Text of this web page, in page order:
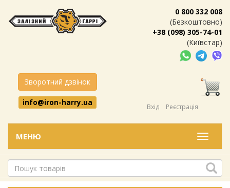
0 800 332 008
(Безкоштовно)
+38 (098) 305-74-01
(Київстар)
Зворотний дзвінок
info@iron-harry.ua
Вхід Реєстрація
Меню
МЕНЮ